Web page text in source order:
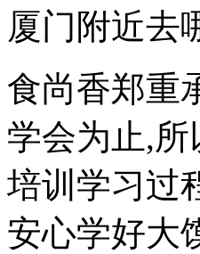
厦门附近去
食尚香郑重
学会为止,
培训学习过
安心学好大